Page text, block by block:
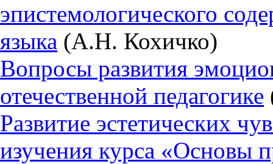
эпистемологического
языка (А.Н. Кохичко)
Вопросы развития
отечественной педагогике
Развитие эстетических
изучения курса «Основы